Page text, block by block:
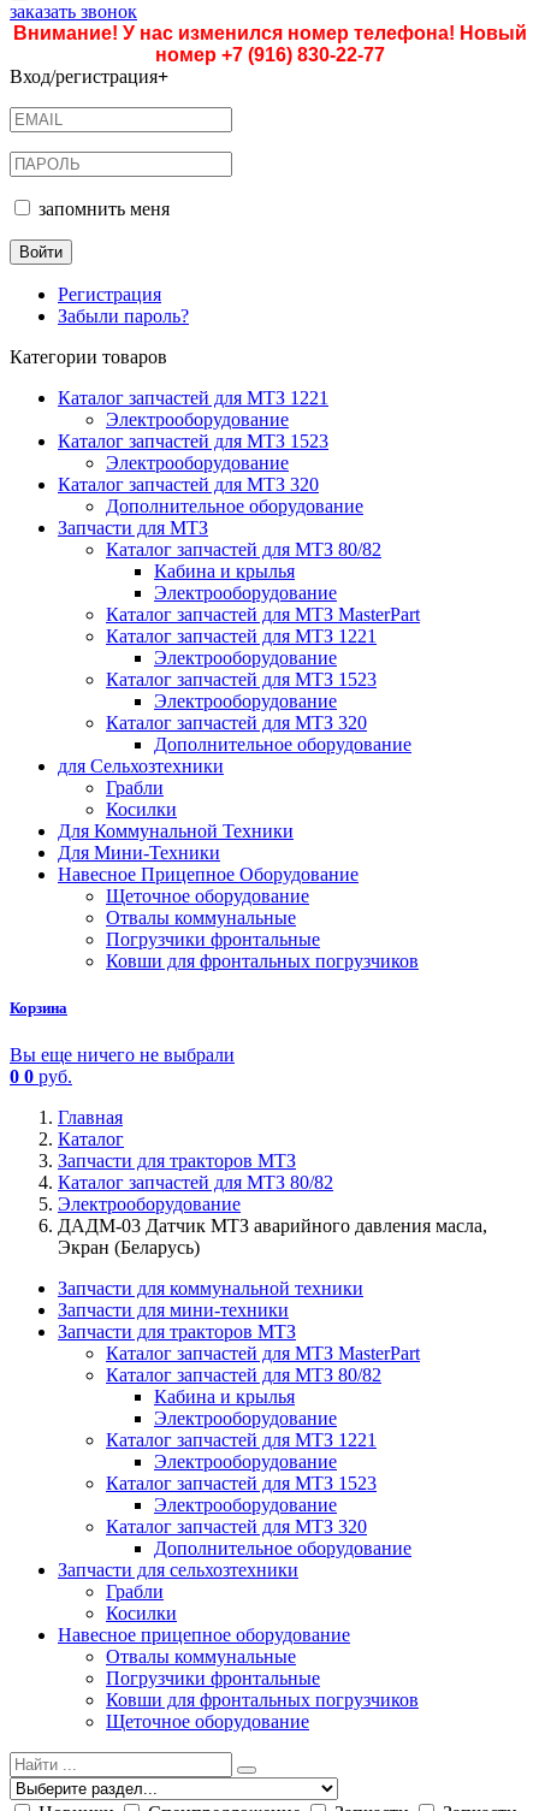
заказать звонок
Внимание! У нас изменился номер телефона! Новый
номер +7 (916) 830-22-77
Вход/регистрация+
запомнить меня
Регистрация
Забыли пароль?
Категории товаров
Каталог запчастей для МТЗ 1221
Электрооборудование
Каталог запчастей для МТЗ 1523
Электрооборудование
Каталог запчастей для МТЗ 320
Дополнительное оборудование
Запчасти для МТЗ
Каталог запчастей для МТЗ 80/82
Кабина и крылья
Электрооборудование
Каталог запчастей для МТЗ MasterPart
Каталог запчастей для МТЗ 1221
Электрооборудование
Каталог запчастей для МТЗ 1523
Электрооборудование
Каталог запчастей для МТЗ 320
Дополнительное оборудование
для Сельхозтехники
Грабли
Косилки
Для Коммунальной Техники
Для Мини-Техники
Навесное Прицепное Оборудование
Щеточное оборудование
Отвалы коммунальные
Погрузчики фронтальные
Ковши для фронтальных погрузчиков
Корзина
Вы еще ничего не выбрали
0 0 руб.
Главная
Каталог
Запчасти для тракторов МТЗ
Каталог запчастей для МТЗ 80/82
Электрооборудование
ДАДМ-03 Датчик МТЗ аварийного давления масла,
Экран (Беларусь)
Запчасти для коммунальной техники
Запчасти для мини-техники
Запчасти для тракторов МТЗ
Каталог запчастей для МТЗ MasterPart
Каталог запчастей для МТЗ 80/82
Кабина и крылья
Электрооборудование
Каталог запчастей для МТЗ 1221
Электрооборудование
Каталог запчастей для МТЗ 1523
Электрооборудование
Каталог запчастей для МТЗ 320
Дополнительное оборудование
Запчасти для сельхозтехники
Грабли
Косилки
Навесное прицепное оборудование
Отвалы коммунальные
Погрузчики фронтальные
Ковши для фронтальных погрузчиков
Щеточное оборудование